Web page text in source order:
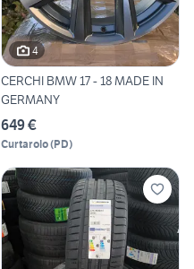
4
CERCHI BMW 17 - 18 MADE IN
GERMANY
649 €
Curtarolo(PD)